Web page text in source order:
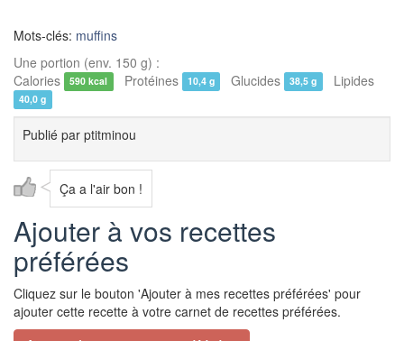
Mots-clés: muffins
Une portion (env. 150 g) :
Calories
590 kcal Protéines 10,4 g Glucides 38,5 g Lipides
40,0 g
Publié par ptitminou
Ça a l'air bon !
Ajouter à vos recettes
préférées
Cliquez sur le bouton 'Ajouter à mes recettes préférées' pour
ajouter cette recette à votre carnet de recettes préférées.